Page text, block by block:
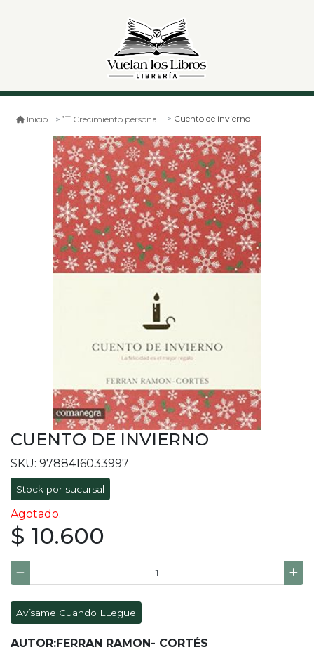
Inicio Crecimiento personal Cuento de invierno
CUENTO DE INVIERNO
SKU: 9788416033997
Stock por sucursal
Agotado.
$ 10.600
Avísame Cuando LLegue
AUTOR:FERRAN RAMON- CORTÉS